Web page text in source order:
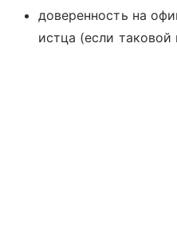
доверенность на
истца (если таковой